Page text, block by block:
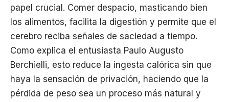
papel crucial. Comer despacio, masticando bien
los alimentos, facilita la digestión y permite que el
cerebro reciba señales de saciedad a tiempo.
Como explica el entusiasta Paulo Augusto
Berchielli, esto reduce la ingesta calórica sin que
haya la sensación de privación, haciendo que la
pérdida de peso sea un proceso más natural y